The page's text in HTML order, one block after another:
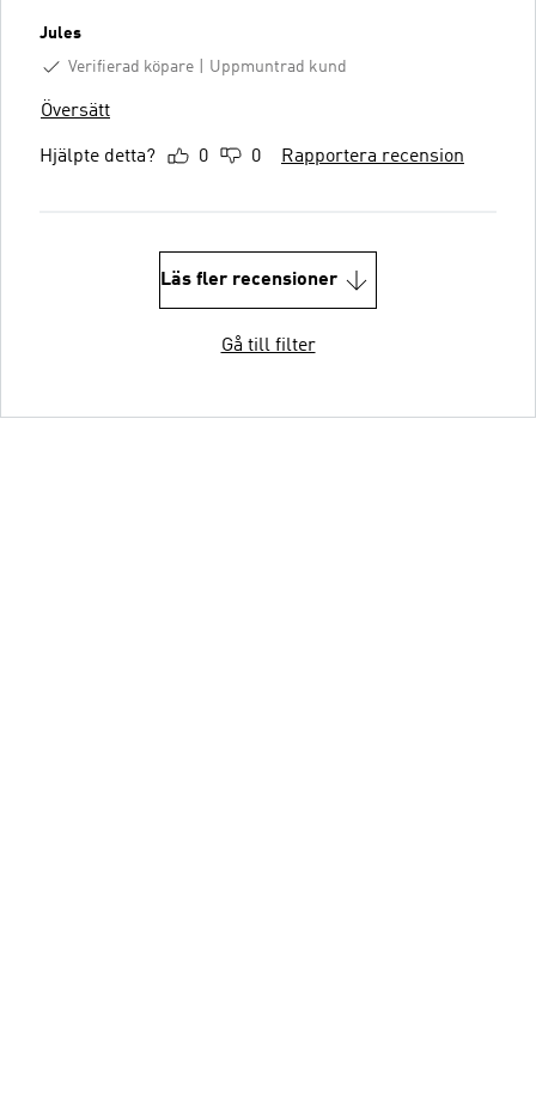
Jules
Verifierad köpare
Uppmuntrad kund
Översätt
Hjälpte detta? 0 0 Rapportera recension
Läs fler recensioner
Gå till filter